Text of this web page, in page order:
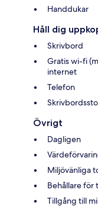
Handdukar
Håll dig
Skrivbord
Gratis wi-fi
internet
Telefon
Övrigt
Dagligen
Miljövänliga
Behållare för
Tillgång till